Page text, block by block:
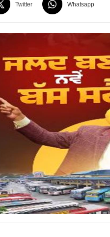
Twitter Whatsapp